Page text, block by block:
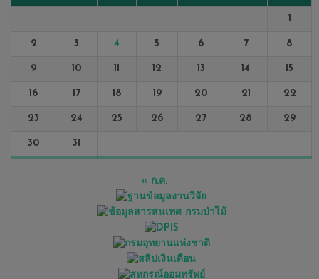
1
2 3 4 5 6 7 8
9 10 11 12 13 14 15
16 17 18 19 20 21 22
23 24 25 26 27 28 29
30 31
« ก.ค.